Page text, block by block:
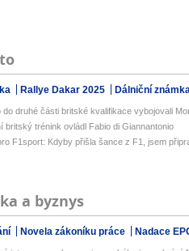
Rallye Dakar 2025 Dálniční
do druhé části britské kvalifikace vybojovali
britský trénink ovládl Fabio di Giannantonio
F1sport: Kdyby přišla šance z F1, jsem
a byznys
Novela zákoníku práce Nadace